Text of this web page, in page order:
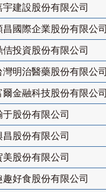
宇建設股份有限公司
昌國際企業股份有限公司
佶投資股份有限公司
灣明治醫藥股份有限公司
爾金融科技股份有限公司
于股份有限公司
昌股份有限公司
美股份有限公司
趣好食股份有限公司